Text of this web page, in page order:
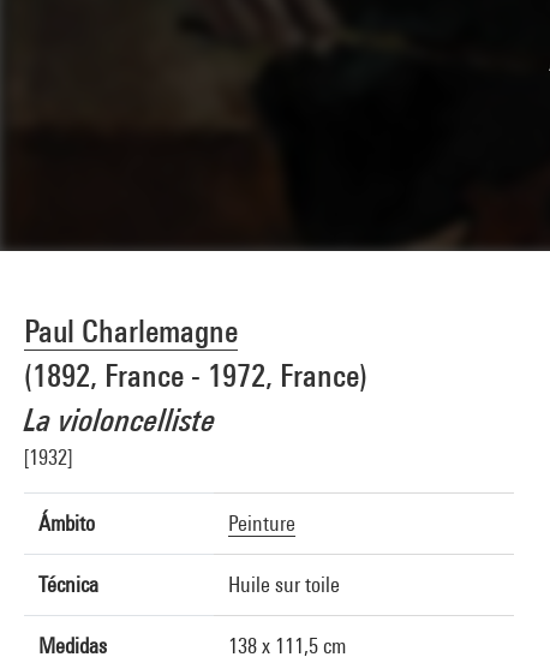
Paul Charlemagne
(1892, France - 1972, France)
La violoncelliste
[1932]
Ámbito Peinture
Técnica Huile sur toile
Medidas 138 x 111,5 cm